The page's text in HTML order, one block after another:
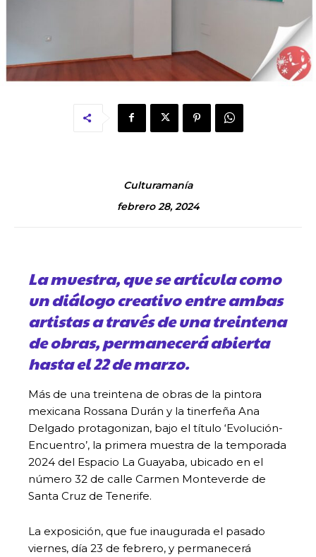
Culturamanía
febrero 28, 2024
La muestra, que se articula como
un diálogo creativo entre ambas
artistas a través de una treintena
de obras, permanecerá abierta
hasta el 22 de marzo.
Más de una treintena de obras de la pintora
mexicana Rossana Durán y la tinerfeña Ana
Delgado protagonizan, bajo el título ‘Evolución-
Encuentro’, la primera muestra de la temporada
2024 del Espacio La Guayaba, ubicado en el
número 32 de calle Carmen Monteverde de
Santa Cruz de Tenerife.
La exposición, que fue inaugurada el pasado
viernes, día 23 de febrero, y permanecerá